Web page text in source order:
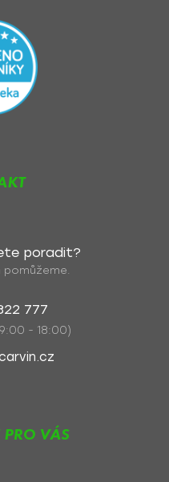
poradit?
pomůžeme.
777
- 18:00)
VÁS